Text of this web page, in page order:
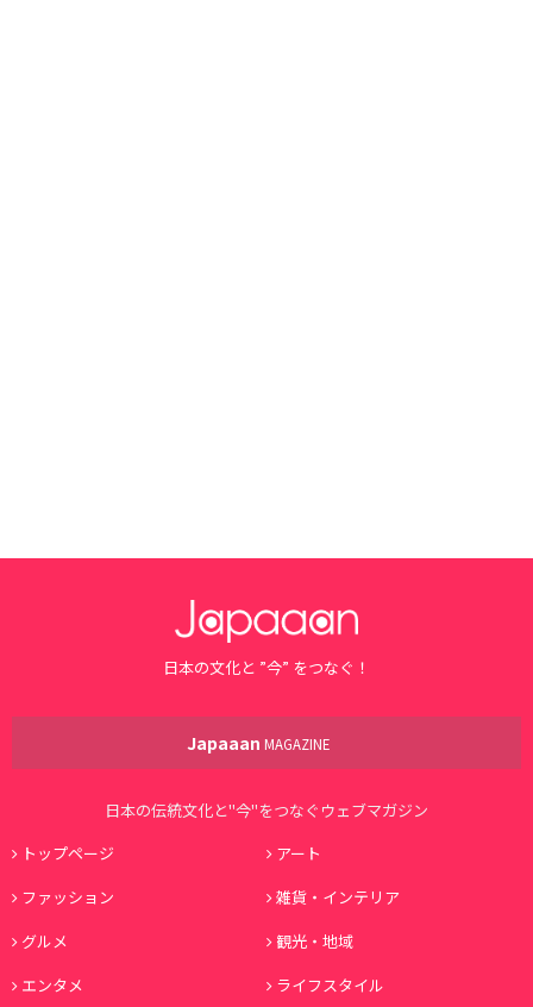
日本の文化と ”今” をつなぐ！
Japaaan MAGAZINE
日本の伝統文化と"今"をつなぐウェブマガジン
トップページ
アート
ファッション
雑貨・インテリア
グルメ
観光・地域
エンタメ
ライフスタイル